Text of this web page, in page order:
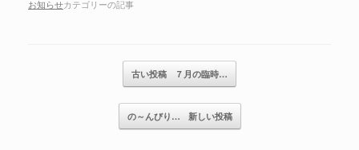
お知らせカテゴリーの記事
記事のナビゲーション古い投稿 ７月の臨時…
の～んびり… 新しい投稿